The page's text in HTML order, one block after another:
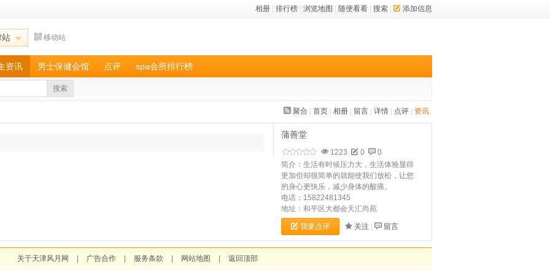
相册 排行榜 浏览地图 随便看看 搜索 添加信息
站 移动站
资讯 男士保健会馆 点评 spa会所排行榜
搜索
聚合 首页 相册 留言 详情 点评 资讯
蒲善堂
1223 0
0
简介：生活有时候压力大，生活体验显得
更加但却很简单的就能使我们放松，让您
的身心更快乐，减少身体的酸痛。
电话：15822481345
地址：和平区大都会天汇尚苑
我要点评 关注 留言
关于天津风月网 广告合作 服务条款 网站地图 返回顶部